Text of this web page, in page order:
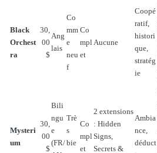
Black
Orchest
ra
30,
00
$
Ang
lais
Co
mm
e
neu
f
Co
mpl
et
Aucune
Coopé
ratif,
histori
que,
stratég
ie
Mysteri
um
30,
00
$
Bili
ngu
e
(FR/
Trè
s
bie
Co
mpl
et
2 extensions
: Hidden
Signs,
Secrets &
Ambia
nce,
déduct